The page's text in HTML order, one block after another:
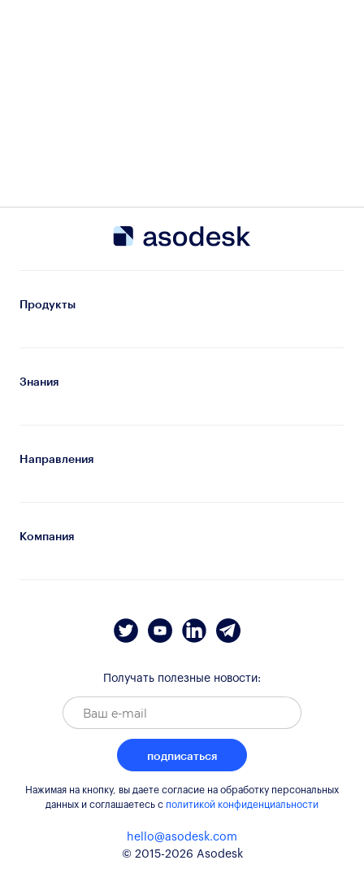
Продукты
Знания
Направления
Компания
Получать полезные новости:
подписаться
Нажимая на кнопку, вы даете согласие на обработку персональных
данных и соглашаетесь c политикой конфиденциальности
hello@asodesk.com
© 2015-2026 Asodesk